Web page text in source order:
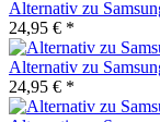
Alternativ zu
24,95 € *
Alternativ zu
24,95 € *